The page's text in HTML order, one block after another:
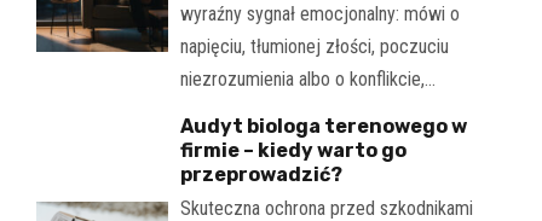
wyraźny sygnał emocjonalny: mówi o
napięciu, tłumionej złości, poczuciu
niezrozumienia albo o konflikcie,…
Audyt biologa terenowego w
firmie – kiedy warto go
przeprowadzić?
Skuteczna ochrona przed szkodnikami